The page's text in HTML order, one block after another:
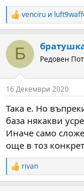
R
e
c
i
s
venciru и
Б Редовен
16 Декември 2020
Така е. Но
база някакви
Иначе само
още в тоз
R
e
rivan